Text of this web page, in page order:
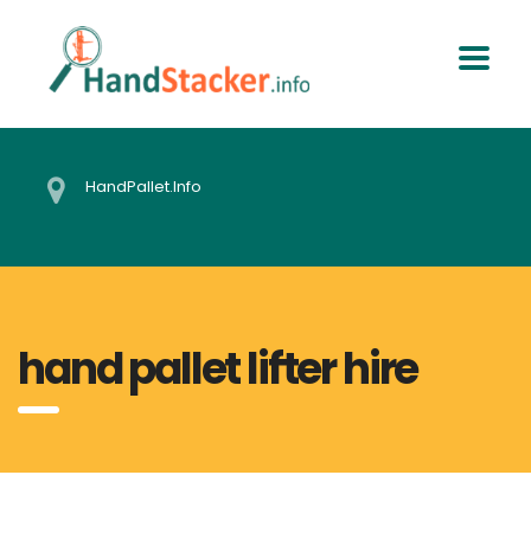
HandPallet.Info
hand pallet lifter hire